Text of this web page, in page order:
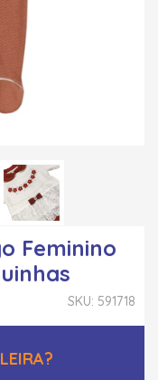
Feminino
SKU: 591718